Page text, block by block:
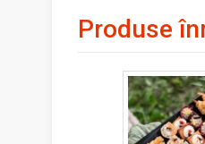
Produse